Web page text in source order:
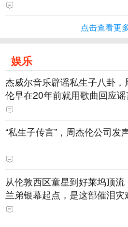
点击查看更
娱乐
杰威尔音乐辟谣私生子八卦，
伦早在20年前就用歌曲回应
“私生子传言”，周杰伦公司发
从伦敦西区童星到好莱坞顶流
兰弟银幕起点，是这部催泪灾